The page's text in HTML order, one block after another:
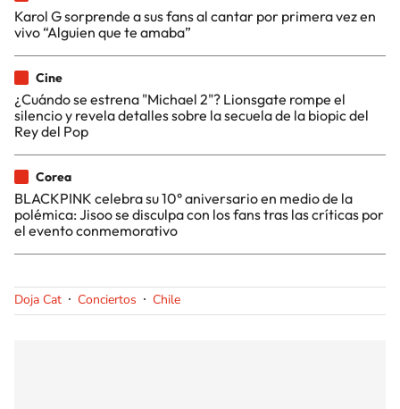
Karol G sorprende a sus fans al cantar por primera vez en
vivo “Alguien que te amaba”
Cine
¿Cuándo se estrena "Michael 2"? Lionsgate rompe el
silencio y revela detalles sobre la secuela de la biopic del
Rey del Pop
Corea
BLACKPINK celebra su 10° aniversario en medio de la
polémica: Jisoo se disculpa con los fans tras las críticas por
el evento conmemorativo
Doja Cat Conciertos Chile